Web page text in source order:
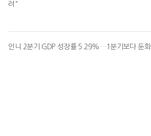
려"
인니 2분기 GDP 성장률 5.29%…1분기보다 둔화